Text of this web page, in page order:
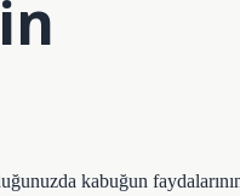
kabuğun